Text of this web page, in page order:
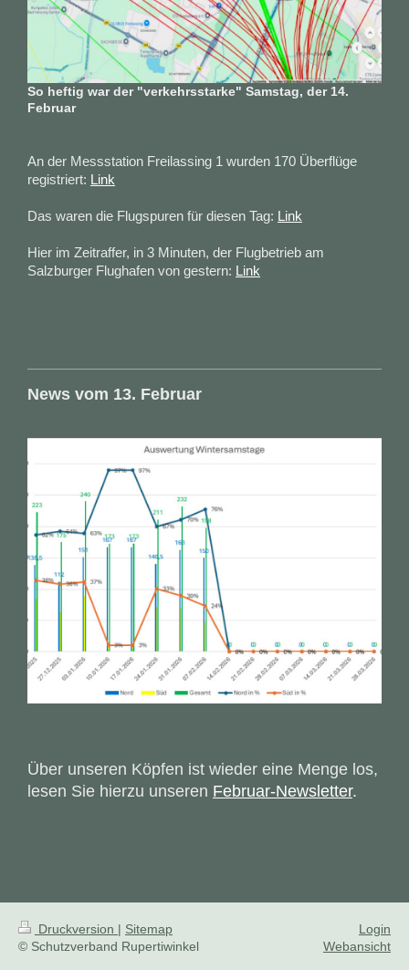
So heftig war der "verkehrsstarke" Samstag, der 14.
Februar
An der Messstation Freilassing 1 wurden 170 Überflüge
registriert: Link
Das waren die Flugspuren für diesen Tag: Link
Hier im Zeitraffer, in 3 Minuten, der Flugbetrieb am
Salzburger Flughafen von gestern: Link
News vom 13. Februar
Über unseren Köpfen ist wieder eine Menge los,
lesen Sie hierzu unseren Februar-Newsletter.
Druckversion | Sitemap
© Schutzverband Rupertiwinkel
Login
Webansicht